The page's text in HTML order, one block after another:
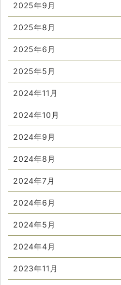
2025年9月
2025年8月
2025年6月
2025年5月
2024年11月
2024年10月
2024年9月
2024年8月
2024年7月
2024年6月
2024年5月
2024年4月
2023年11月